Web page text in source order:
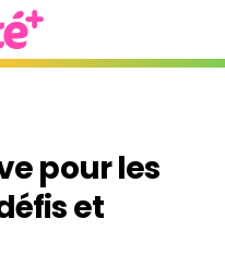
pour les
et